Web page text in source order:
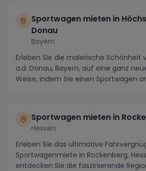
Sportwagen mieten in
Donau
Bayern
Erleben Sie die malerische Schönheit
a.d. Donau, Bayern, auf eine ganz
Weise, indem Sie einen Sportwagen
Sportwagen mieten in
Hessen
Erleben Sie das ultimative
Sportwagenmiete in Rockenberg,
entdecken Sie die faszinierende